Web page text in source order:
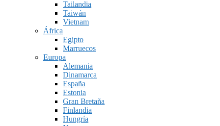
Tailandia
Taiwán
Vietnam
África
Egipto
Marruecos
Europa
Alemania
Dinamarca
España
Estonia
Gran Bretaña
Finlandia
Hungría